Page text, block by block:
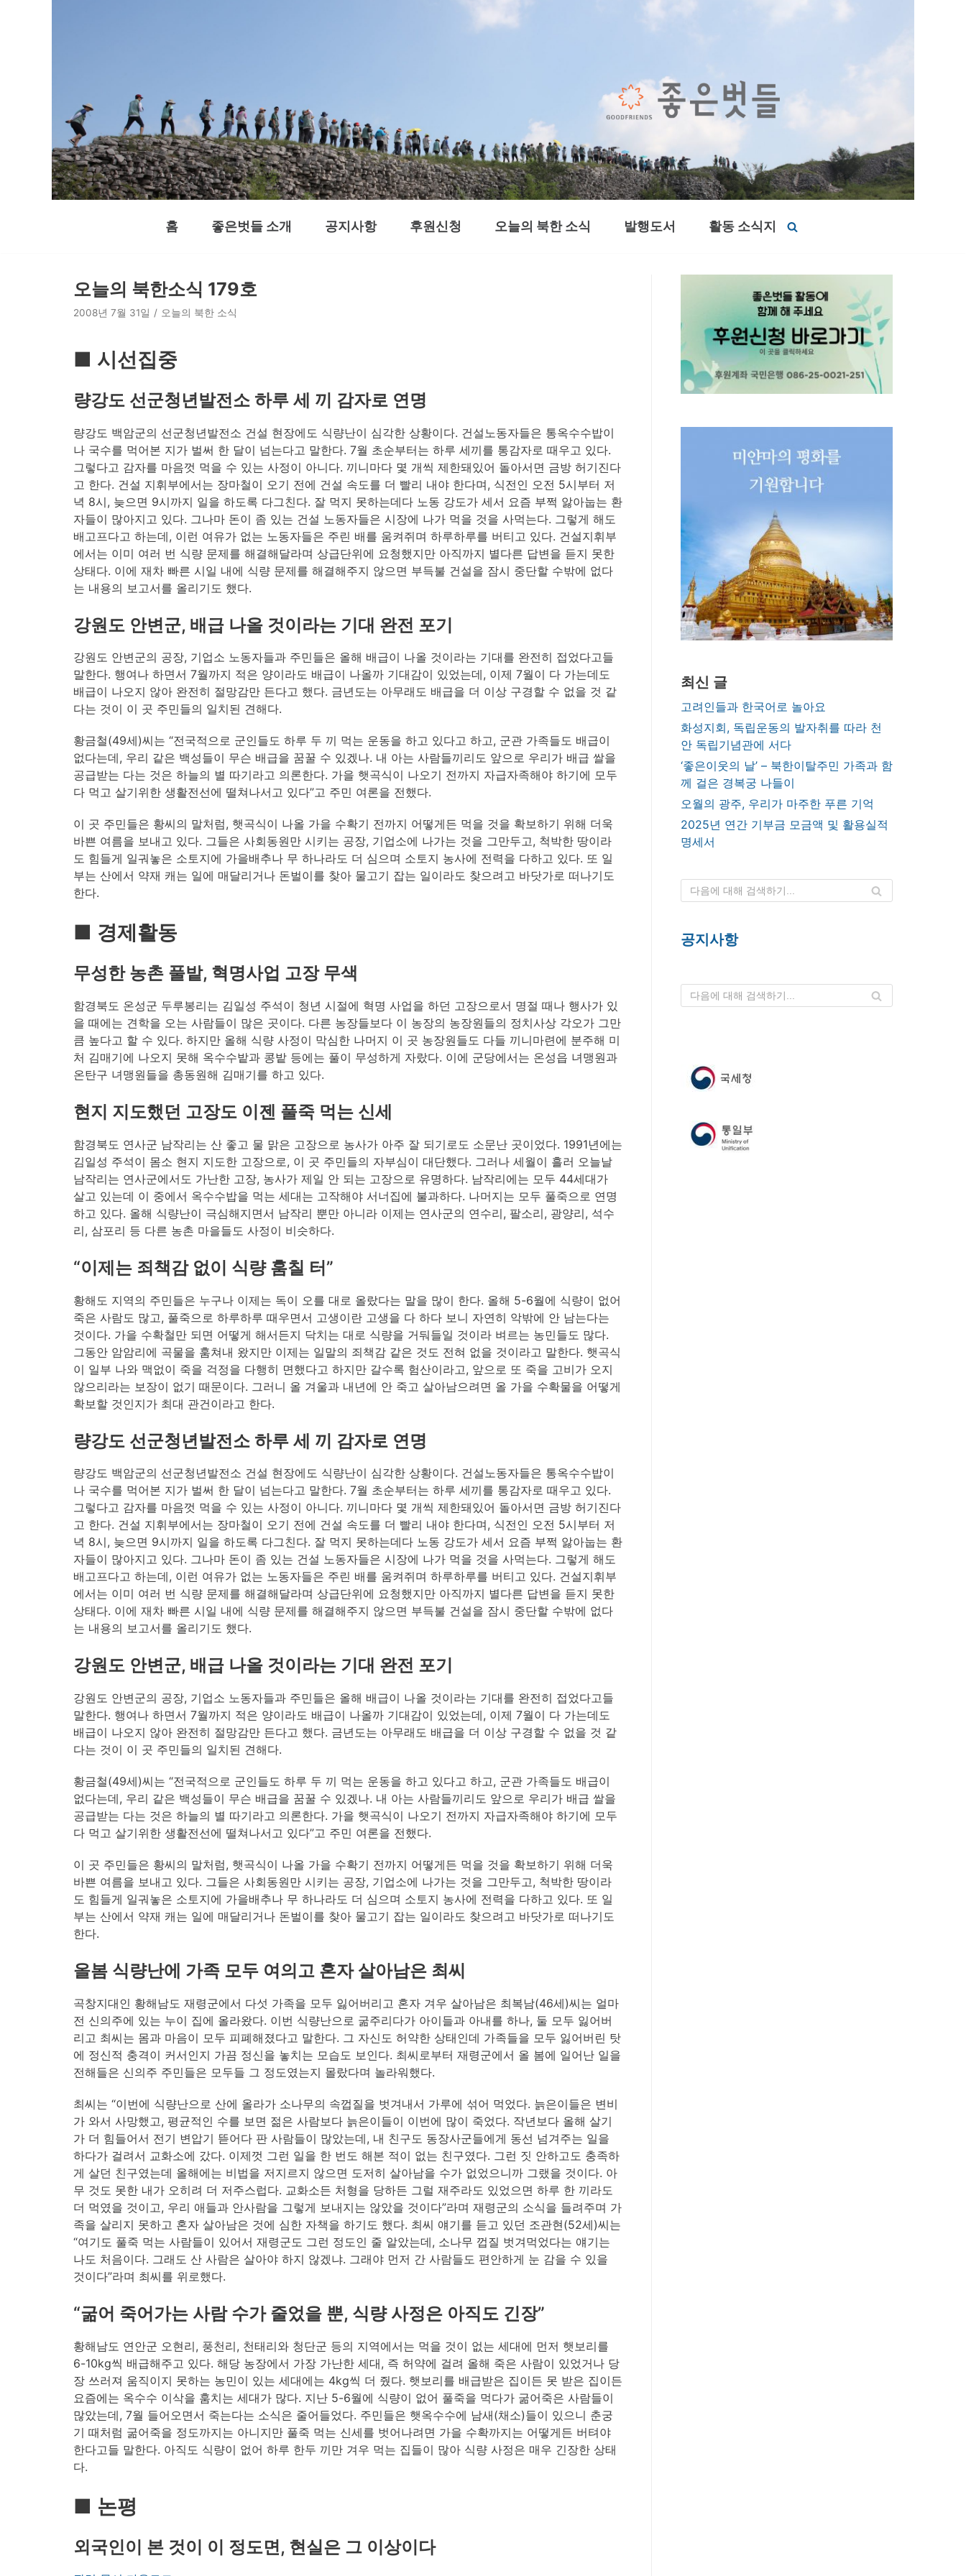
홈 좋은벗들 소개 공지사항 후원신청 오늘의 북한 소식 발행도서 활동 소식지
오늘의 북한소식 179호
2008년 7월 31일 오늘의 북한 소식
■ 시선집중
량강도 선군청년발전소 하루 세 끼 감자로 연명
량강도 백암군의 선군청년발전소 건설 현장에도 식량난이 심각한 상황이다. 건설노동자들은 통옥수수밥이
나 국수를 먹어본 지가 벌써 한 달이 넘는다고 말한다. 7월 초순부터는 하루 세끼를 통감자로 때우고 있다.
그렇다고 감자를 마음껏 먹을 수 있는 사정이 아니다. 끼니마다 몇 개씩 제한돼있어 돌아서면 금방 허기진다
고 한다. 건설 지휘부에서는 장마철이 오기 전에 건설 속도를 더 빨리 내야 한다며, 식전인 오전 5시부터 저
녁 8시, 늦으면 9시까지 일을 하도록 다그친다. 잘 먹지 못하는데다 노동 강도가 세서 요즘 부쩍 앓아눕는 환
자들이 많아지고 있다. 그나마 돈이 좀 있는 건설 노동자들은 시장에 나가 먹을 것을 사먹는다. 그렇게 해도
배고프다고 하는데, 이런 여유가 없는 노동자들은 주린 배를 움켜쥐며 하루하루를 버티고 있다. 건설지휘부
에서는 이미 여러 번 식량 문제를 해결해달라며 상급단위에 요청했지만 아직까지 별다른 답변을 듣지 못한
상태다. 이에 재차 빠른 시일 내에 식량 문제를 해결해주지 않으면 부득불 건설을 잠시 중단할 수밖에 없다
는 내용의 보고서를 올리기도 했다.
강원도 안변군, 배급 나올 것이라는 기대 완전 포기
강원도 안변군의 공장, 기업소 노동자들과 주민들은 올해 배급이 나올 것이라는 기대를 완전히 접었다고들
말한다. 행여나 하면서 7월까지 적은 양이라도 배급이 나올까 기대감이 있었는데, 이제 7월이 다 가는데도
배급이 나오지 않아 완전히 절망감만 든다고 했다. 금년도는 아무래도 배급을 더 이상 구경할 수 없을 것 같
다는 것이 이 곳 주민들의 일치된 견해다.
황금철(49세)씨는 “전국적으로 군인들도 하루 두 끼 먹는 운동을 하고 있다고 하고, 군관 가족들도 배급이
없다는데, 우리 같은 백성들이 무슨 배급을 꿈꿀 수 있겠나. 내 아는 사람들끼리도 앞으로 우리가 배급 쌀을
공급받는 다는 것은 하늘의 별 따기라고 의론한다. 가을 햇곡식이 나오기 전까지 자급자족해야 하기에 모두
다 먹고 살기위한 생활전선에 떨쳐나서고 있다”고 주민 여론을 전했다.
이 곳 주민들은 황씨의 말처럼, 햇곡식이 나올 가을 수확기 전까지 어떻게든 먹을 것을 확보하기 위해 더욱
바쁜 여름을 보내고 있다. 그들은 사회동원만 시키는 공장, 기업소에 나가는 것을 그만두고, 척박한 땅이라
도 힘들게 일궈놓은 소토지에 가을배추나 무 하나라도 더 심으며 소토지 농사에 전력을 다하고 있다. 또 일
부는 산에서 약재 캐는 일에 매달리거나 돈벌이를 찾아 물고기 잡는 일이라도 찾으려고 바닷가로 떠나기도
한다.
■ 경제활동
무성한 농촌 풀밭, 혁명사업 고장 무색
함경북도 온성군 두루봉리는 김일성 주석이 청년 시절에 혁명 사업을 하던 고장으로서 명절 때나 행사가 있
을 때에는 견학을 오는 사람들이 많은 곳이다. 다른 농장들보다 이 농장의 농장원들의 정치사상 각오가 그만
큼 높다고 할 수 있다. 하지만 올해 식량 사정이 막심한 나머지 이 곳 농장원들도 다들 끼니마련에 분주해 미
처 김매기에 나오지 못해 옥수수밭과 콩밭 등에는 풀이 무성하게 자랐다. 이에 군당에서는 온성읍 녀맹원과
온탄구 녀맹원들을 총동원해 김매기를 하고 있다.
현지 지도했던 고장도 이젠 풀죽 먹는 신세
함경북도 연사군 남작리는 산 좋고 물 맑은 고장으로 농사가 아주 잘 되기로도 소문난 곳이었다. 1991년에는
김일성 주석이 몸소 현지 지도한 고장으로, 이 곳 주민들의 자부심이 대단했다. 그러나 세월이 흘러 오늘날
남작리는 연사군에서도 가난한 고장, 농사가 제일 안 되는 고장으로 유명하다. 남작리에는 모두 44세대가
살고 있는데 이 중에서 옥수수밥을 먹는 세대는 고작해야 서너집에 불과하다. 나머지는 모두 풀죽으로 연명
하고 있다. 올해 식량난이 극심해지면서 남작리 뿐만 아니라 이제는 연사군의 연수리, 팔소리, 광양리, 석수
리, 삼포리 등 다른 농촌 마을들도 사정이 비슷하다.
“이제는 죄책감 없이 식량 훔칠 터”
황해도 지역의 주민들은 누구나 이제는 독이 오를 대로 올랐다는 말을 많이 한다. 올해 5-6월에 식량이 없어
죽은 사람도 많고, 풀죽으로 하루하루 때우면서 고생이란 고생을 다 하다 보니 자연히 악밖에 안 남는다는
것이다. 가을 수확철만 되면 어떻게 해서든지 닥치는 대로 식량을 거둬들일 것이라 벼르는 농민들도 많다.
그동안 암암리에 곡물을 훔쳐내 왔지만 이제는 일말의 죄책감 같은 것도 전혀 없을 것이라고 말한다. 햇곡식
이 일부 나와 맥없이 죽을 걱정을 다행히 면했다고 하지만 갈수록 험산이라고, 앞으로 또 죽을 고비가 오지
않으리라는 보장이 없기 때문이다. 그러니 올 겨울과 내년에 안 죽고 살아남으려면 올 가을 수확물을 어떻게
확보할 것인지가 최대 관건이라고 한다.
량강도 선군청년발전소 하루 세 끼 감자로 연명
량강도 백암군의 선군청년발전소 건설 현장에도 식량난이 심각한 상황이다. 건설노동자들은 통옥수수밥이
나 국수를 먹어본 지가 벌써 한 달이 넘는다고 말한다. 7월 초순부터는 하루 세끼를 통감자로 때우고 있다.
그렇다고 감자를 마음껏 먹을 수 있는 사정이 아니다. 끼니마다 몇 개씩 제한돼있어 돌아서면 금방 허기진다
고 한다. 건설 지휘부에서는 장마철이 오기 전에 건설 속도를 더 빨리 내야 한다며, 식전인 오전 5시부터 저
녁 8시, 늦으면 9시까지 일을 하도록 다그친다. 잘 먹지 못하는데다 노동 강도가 세서 요즘 부쩍 앓아눕는 환
자들이 많아지고 있다. 그나마 돈이 좀 있는 건설 노동자들은 시장에 나가 먹을 것을 사먹는다. 그렇게 해도
배고프다고 하는데, 이런 여유가 없는 노동자들은 주린 배를 움켜쥐며 하루하루를 버티고 있다. 건설지휘부
에서는 이미 여러 번 식량 문제를 해결해달라며 상급단위에 요청했지만 아직까지 별다른 답변을 듣지 못한
상태다. 이에 재차 빠른 시일 내에 식량 문제를 해결해주지 않으면 부득불 건설을 잠시 중단할 수밖에 없다
는 내용의 보고서를 올리기도 했다.
강원도 안변군, 배급 나올 것이라는 기대 완전 포기
강원도 안변군의 공장, 기업소 노동자들과 주민들은 올해 배급이 나올 것이라는 기대를 완전히 접었다고들
말한다. 행여나 하면서 7월까지 적은 양이라도 배급이 나올까 기대감이 있었는데, 이제 7월이 다 가는데도
배급이 나오지 않아 완전히 절망감만 든다고 했다. 금년도는 아무래도 배급을 더 이상 구경할 수 없을 것 같
다는 것이 이 곳 주민들의 일치된 견해다.
황금철(49세)씨는 “전국적으로 군인들도 하루 두 끼 먹는 운동을 하고 있다고 하고, 군관 가족들도 배급이
없다는데, 우리 같은 백성들이 무슨 배급을 꿈꿀 수 있겠나. 내 아는 사람들끼리도 앞으로 우리가 배급 쌀을
공급받는 다는 것은 하늘의 별 따기라고 의론한다. 가을 햇곡식이 나오기 전까지 자급자족해야 하기에 모두
다 먹고 살기위한 생활전선에 떨쳐나서고 있다”고 주민 여론을 전했다.
이 곳 주민들은 황씨의 말처럼, 햇곡식이 나올 가을 수확기 전까지 어떻게든 먹을 것을 확보하기 위해 더욱
바쁜 여름을 보내고 있다. 그들은 사회동원만 시키는 공장, 기업소에 나가는 것을 그만두고, 척박한 땅이라
도 힘들게 일궈놓은 소토지에 가을배추나 무 하나라도 더 심으며 소토지 농사에 전력을 다하고 있다. 또 일
부는 산에서 약재 캐는 일에 매달리거나 돈벌이를 찾아 물고기 잡는 일이라도 찾으려고 바닷가로 떠나기도
한다.
올봄 식량난에 가족 모두 여의고 혼자 살아남은 최씨
곡창지대인 황해남도 재령군에서 다섯 가족을 모두 잃어버리고 혼자 겨우 살아남은 최복남(46세)씨는 얼마
전 신의주에 있는 누이 집에 올라왔다. 이번 식량난으로 굶주리다가 아이들과 아내를 하나, 둘 모두 잃어버
리고 최씨는 몸과 마음이 모두 피폐해졌다고 말한다. 그 자신도 허약한 상태인데 가족들을 모두 잃어버린 탓
에 정신적 충격이 커서인지 가끔 정신을 놓치는 모습도 보인다. 최씨로부터 재령군에서 올 봄에 일어난 일을
전해들은 신의주 주민들은 모두들 그 정도였는지 몰랐다며 놀라워했다.
최씨는 “이번에 식량난으로 산에 올라가 소나무의 속껍질을 벗겨내서 가루에 섞어 먹었다. 늙은이들은 변비
가 와서 사망했고, 평균적인 수를 보면 젊은 사람보다 늙은이들이 이번에 많이 죽었다. 작년보다 올해 살기
가 더 힘들어서 전기 변압기 뜯어다 판 사람들이 많았는데, 내 친구도 동장사군들에게 동선 넘겨주는 일을
하다가 걸려서 교화소에 갔다. 이제껏 그런 일을 한 번도 해본 적이 없는 친구였다. 그런 짓 안하고도 충족하
게 살던 친구였는데 올해에는 비법을 저지르지 않으면 도저히 살아남을 수가 없었으니까 그랬을 것이다. 아
무 것도 못한 내가 오히려 더 저주스럽다. 교화소든 처형을 당하든 그럴 재주라도 있었으면 하루 한 끼라도
더 먹였을 것이고, 우리 애들과 안사람을 그렇게 보내지는 않았을 것이다”라며 재령군의 소식을 들려주며 가
족을 살리지 못하고 혼자 살아남은 것에 심한 자책을 하기도 했다. 최씨 얘기를 듣고 있던 조관현(52세)씨는
“여기도 풀죽 먹는 사람들이 있어서 재령군도 그런 정도인 줄 알았는데, 소나무 껍질 벗겨먹었다는 얘기는
나도 처음이다. 그래도 산 사람은 살아야 하지 않겠냐. 그래야 먼저 간 사람들도 편안하게 눈 감을 수 있을
것이다”라며 최씨를 위로했다.
“굶어 죽어가는 사람 수가 줄었을 뿐, 식량 사정은 아직도 긴장”
황해남도 연안군 오현리, 풍천리, 천태리와 청단군 등의 지역에서는 먹을 것이 없는 세대에 먼저 햇보리를
6-10kg씩 배급해주고 있다. 해당 농장에서 가장 가난한 세대, 즉 허약에 걸려 올해 죽은 사람이 있었거나 당
장 쓰러져 움직이지 못하는 농민이 있는 세대에는 4kg씩 더 줬다. 햇보리를 배급받은 집이든 못 받은 집이든
요즘에는 옥수수 이삭을 훔치는 세대가 많다. 지난 5-6월에 식량이 없어 풀죽을 먹다가 굶어죽은 사람들이
많았는데, 7월 들어오면서 죽는다는 소식은 줄어들었다. 주민들은 햇옥수수에 남새(채소)들이 있으니 춘궁
기 때처럼 굶어죽을 정도까지는 아니지만 풀죽 먹는 신세를 벗어나려면 가을 수확까지는 어떻게든 버텨야
한다고들 말한다. 아직도 식량이 없어 하루 한두 끼만 겨우 먹는 집들이 많아 식량 사정은 매우 긴장한 상태
다.
■ 논평
외국인이 본 것이 이 정도면, 현실은 그 이상이다
최신 글
고려인들과 한국어로 놀아요
화성지회, 독립운동의 발자취를 따라 천
안 독립기념관에 서다
‘좋은이웃의 날’ – 북한이탈주민 가족과 함
께 걸은 경복궁 나들이
오월의 광주, 우리가 마주한 푸른 기억
2025년 연간 기부금 모금액 및 활용실적
명세서
공지사항